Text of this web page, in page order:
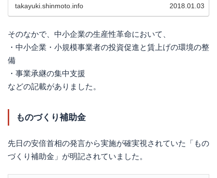
金）、事業承継補助金（事業承継・再編・統合促進補助
takayuki.shinmoto.info 2018.01.03
そのなかで、中小企業の生産性革命において、
・中小企業・小規模事業者の投資促進と賃上げの環境の整
備
・事業承継の集中支援
などの記載がありました。
ものづくり補助金
先日の安倍首相の発言から実施が確実視されていた「もの
づくり補助金」が明記されていました。